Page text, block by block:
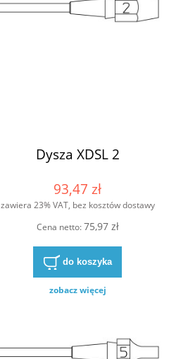
Dysza XDSL 2
93,47 zł
zawiera 23% VAT, bez kosztów dostawy
Cena netto:75,97 zł
do koszyka
zobacz więcej